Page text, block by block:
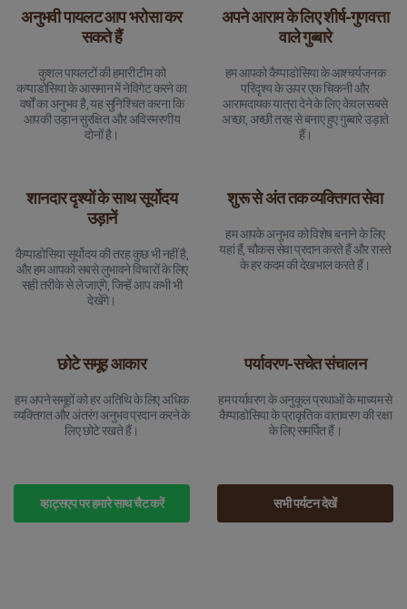
अनुभवी पायलट आप भरोसा कर
सकते हैं
कुशल पायलटों की हमारी टीम को
कप्पाडोसिया के आसमान में नेविगेट करने का
वर्षों का अनुभव है, यह सुनिश्चित करना कि
आपकी उड़ान सुरक्षित और अविस्मरणीय
दोनों है।
अपने आराम के लिए शीर्ष-गुणवत्ता
वाले गुब्बारे
हम आपको कैप्पाडोसिया के आश्चर्यजनक
परिदृश्य के ऊपर एक चिकनी और
आरामदायक यात्रा देने के लिए केवल सबसे
अच्छा, अच्छी तरह से बनाए हुए गुब्बारे उड़ाते
हैं।
शानदार दृश्यों के साथ सूर्योदय
उड़ानें
कैप्पाडोसिया सूर्योदय की तरह कुछ भी नहीं है,
और हम आपको सबसे लुभावने विचारों के लिए
सही तरीके से ले जाएंगे, जिन्हें आप कभी भी
देखेंगे।
शुरू से अंत तक व्यक्तिगत सेवा
हम आपके अनुभव को विशेष बनाने के लिए
यहां हैं, चौकस सेवा प्रदान करते हैं और रास्ते
के हर कदम की देखभाल करते हैं।
छोटे समूह आकार
हम अपने समूहों को हर अतिथि के लिए अधिक
व्यक्तिगत और अंतरंग अनुभव प्रदान करने के
लिए छोटे रखते हैं।
पर्यावरण-सचेत संचालन
हम पर्यावरण के अनुकूल प्रथाओं के माध्यम से
कैप्पाडोसिया के प्राकृतिक वातावरण की रक्षा
के लिए समर्पित हैं।
व्हाट्सएप पर हमारे साथ चैट करें सभी पर्यटन देखें